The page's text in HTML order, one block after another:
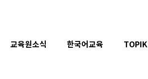
교육원소식 한국어교육 TOPIK